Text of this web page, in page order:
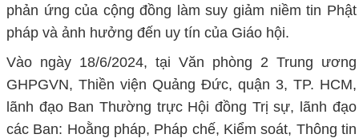
phản ứng của cộng đồng làm suy giảm niềm tin Phật
pháp và ảnh hưởng đến uy tín của Giáo hội.
Vào ngày 18/6/2024, tại Văn phòng 2 Trung ương
GHPGVN, Thiền viện Quảng Đức, quận 3, TP. HCM,
lãnh đạo Ban Thường trực Hội đồng Trị sự, lãnh đạo
các Ban: Hoằng pháp, Pháp chế, Kiểm soát, Thông tin